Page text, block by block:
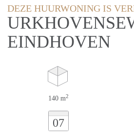
DEZE HUURWONING IS
EINDHOVEN
140 m2
07